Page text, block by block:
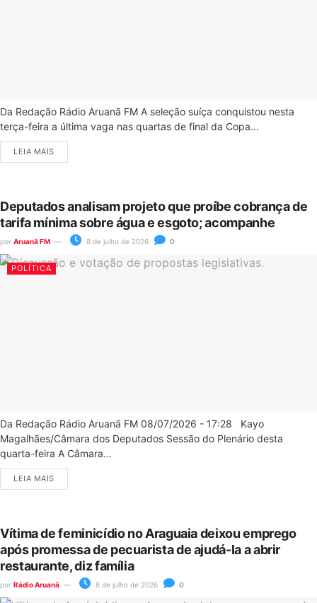
Da Redação Rádio Aruanã FM A seleção suíça conquistou nesta
terça-feira a última vaga nas quartas de final da Copa...
LEIA MAIS
Deputados analisam projeto que proíbe cobrança de
tarifa mínima sobre água e esgoto; acompanhe
por Aruanã FM 8 de julho de 2026 0
POLÍTICA
Da Redação Rádio Aruanã FM 08/07/2026 - 17:28 Kayo
Magalhães/Câmara dos Deputados Sessão do Plenário desta
quarta-feira A Câmara...
LEIA MAIS
Vítima de feminicídio no Araguaia deixou emprego
após promessa de pecuarista de ajudá-la a abrir
restaurante, diz família
por Rádio Aruanã 8 de julho de 2026 0